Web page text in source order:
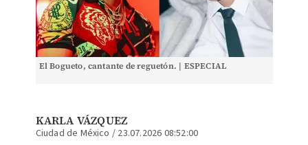
El Bogueto, cantante de reguetón. | ESPECIAL
KARLA VÁZQUEZ
Ciudad de México / 23.07.2026 08:52:00